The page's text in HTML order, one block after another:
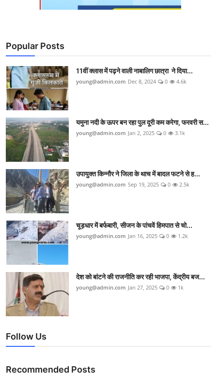
Popular Posts
11वीं क्लास में पढ़ने वाली नाबालिग छात्रा ने दिया...
young@admin.com Dec 8, 2024 0 4.6k
यमुना नदी के ऊपर बन रहा पुल दूरी कम करेगा, फरवरी स...
young@admin.com Jan 2, 2025 0 3.1k
उपायुक्त किन्नौर ने जिला के थाच में बादल फटने से ह...
young@admin.com Sep 19, 2025 0 2.5k
चूड़धार में बर्फबारी, सीजन के पांचवें हिमपात से चो...
young@admin.com Jan 16, 2025 0 1.2k
देश को बांटने की राजनीति कर रही भाजपा, केंद्रीय बज...
young@admin.com Jan 27, 2025 0 1k
Follow Us
Recommended Posts